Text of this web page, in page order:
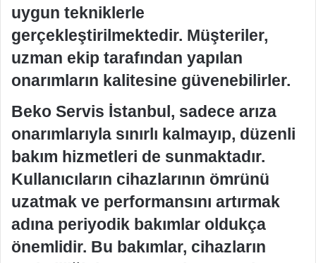
uygun tekniklerle
gerçekleştirilmektedir. Müşteriler,
uzman ekip tarafından yapılan
onarımların kalitesine güvenebilirler.
Beko Servis İstanbul, sadece arıza
onarımlarıyla sınırlı kalmayıp, düzenli
bakım hizmetleri de sunmaktadır.
Kullanıcıların cihazlarının ömrünü
uzatmak ve performansını artırmak
adına periyodik bakımlar oldukça
önemlidir. Bu bakımlar, cihazların